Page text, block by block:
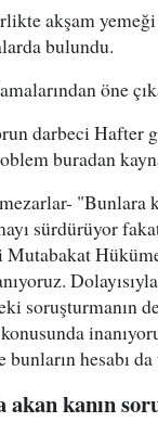
akşam
bulundu.
öne
darbeci Hafter
buradan
"Bunlara
sürdürüyor
soruşturmanın
bunların hesabı
kanın